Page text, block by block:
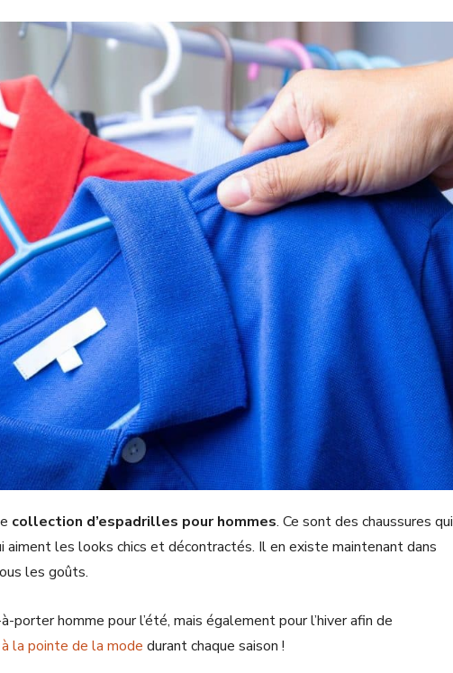
collection d’espadrilles pour hommes. Ce sont des chaussures qui
aiment les looks chics et décontractés. Il en existe maintenant dans
les goûts.
homme pour l’été, mais également pour l’hiver afin de
la pointe de la mode durant chaque saison !